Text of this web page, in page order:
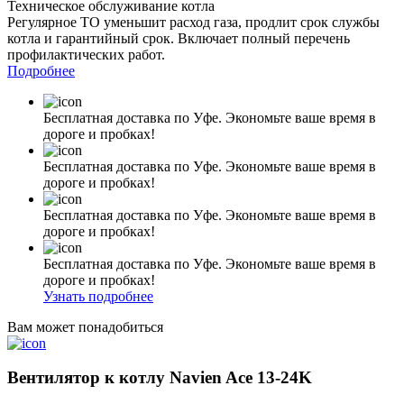
Техническое обслуживание котла
Регулярное ТО уменьшит расход газа, продлит срок службы
котла и гарантийный срок. Включает полный перечень
профилактических работ.
Подробнее
Бесплатная доставка по Уфе. Экономьте ваше время в
дороге и пробках!
Бесплатная доставка по Уфе. Экономьте ваше время в
дороге и пробках!
Бесплатная доставка по Уфе. Экономьте ваше время в
дороге и пробках!
Бесплатная доставка по Уфе. Экономьте ваше время в
дороге и пробках!
Узнать подробнее
Вам может понадобиться
Вентилятор к котлу Navien Ace 13-24K